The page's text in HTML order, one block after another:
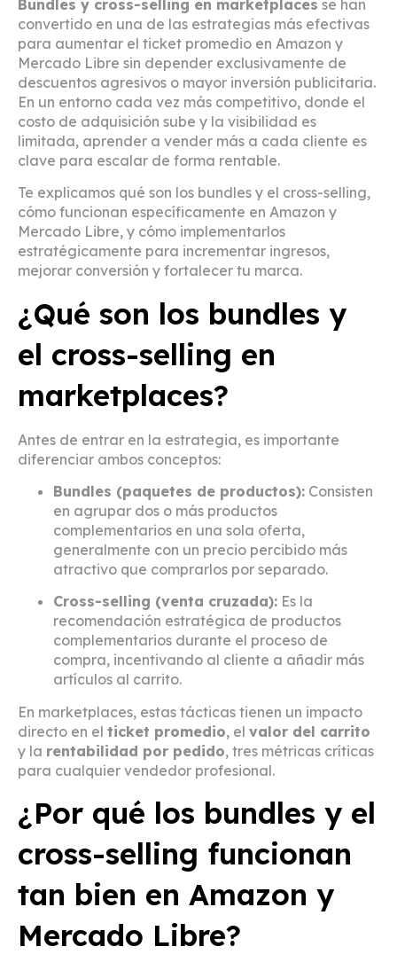
Bundles y cross-selling en marketplaces se han
convertido en una de las estrategias más efectivas
para aumentar el ticket promedio en Amazon y
Mercado Libre sin depender exclusivamente de
descuentos agresivos o mayor inversión publicitaria.
En un entorno cada vez más competitivo, donde el
costo de adquisición sube y la visibilidad es
limitada, aprender a vender más a cada cliente es
clave para escalar de forma rentable.
Te explicamos qué son los bundles y el cross-selling,
cómo funcionan específicamente en Amazon y
Mercado Libre, y cómo implementarlos
estratégicamente para incrementar ingresos,
mejorar conversión y fortalecer tu marca.
¿Qué son los bundles y
el cross-selling en
marketplaces?
Antes de entrar en la estrategia, es importante
diferenciar ambos conceptos:
Bundles (paquetes de productos): Consisten
en agrupar dos o más productos
complementarios en una sola oferta,
generalmente con un precio percibido más
atractivo que comprarlos por separado.
Cross-selling (venta cruzada): Es la
recomendación estratégica de productos
complementarios durante el proceso de
compra, incentivando al cliente a añadir más
artículos al carrito.
En marketplaces, estas tácticas tienen un impacto
directo en el ticket promedio, el valor del carrito
y la rentabilidad por pedido, tres métricas críticas
para cualquier vendedor profesional.
¿Por qué los bundles y el
cross-selling funcionan
tan bien en Amazon y
Mercado Libre?